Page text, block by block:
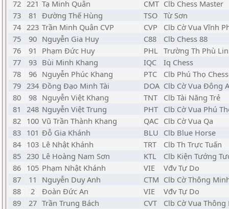
72 221 Tạ Minh Quân CMT Clb Chess Master
73
81 Đường Thế Hùng TSO Từ Sơn
74 223 Trần Minh Quân CVP CVP
Clb Cờ Vua Vĩnh
75
90 Nguyễn Gia Huy C88
Clb Chess 88
76
91 Phạm Đức Huy PHL Trường Th Phù
77
93 Bùi Minh Khang IQC
Iq Chess
78
96 Nguyễn Phúc Khang PTC
Clb Phú Thọ Chess
79 234 Đồng Đạo Minh Tài DOA Clb Cờ Vua Đông
80
98 Nguyễn Việt Khang TNT
Clb Tài Năng Trẻ
81
248 Nguyễn Việt Trung PHT Clb Cờ Vua Phú
82 100 Vũ Trần Thành Khang QAC Clb Cờ Vua Qa
83 101 Đỗ Gia Khánh BLU Clb Blue Horse
84 103 Lê Nhật Khánh TRT
Clb Th Trực Tuấn
85 230 Lê Hoàng Nam Sơn KTL
Clb Kiện Tướng
86 105 Phạm Nhật Khánh VIE
Vđv Tự Do
87
11 Nguyễn Duy Anh CTM Clb Cờ Thông
88
2 Đoàn Đức An VIE
Vđv Tự Do
89
27 Trần Trung Bách CVT
Clb Cờ Vua